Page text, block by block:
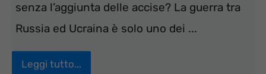
senza l’aggiunta delle accise? La guerra tra
Russia ed Ucraina è solo uno dei ...
Leggi tutto...